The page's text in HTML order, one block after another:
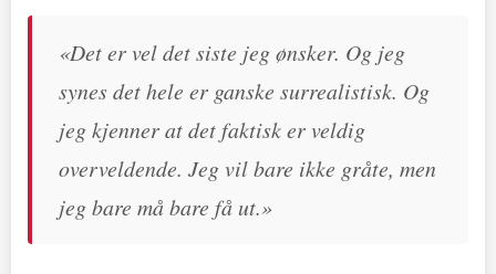
«Det er vel det siste jeg ønsker. Og jeg
synes det hele er ganske surrealistisk. Og
jeg kjenner at det faktisk er veldig
overveldende. Jeg vil bare ikke gråte, men
jeg bare må bare få ut.»